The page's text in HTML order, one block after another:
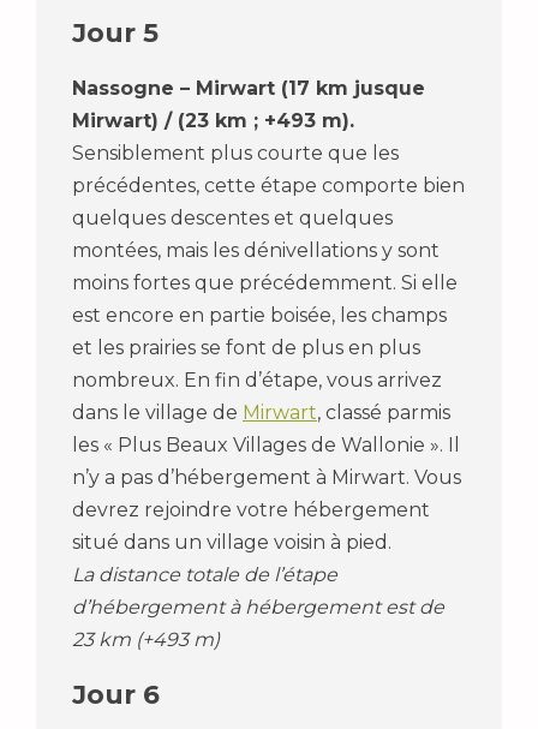
Jour 5
Nassogne – Mirwart (17 km jusque
Mirwart) / (23 km ; +493 m).
Sensiblement plus courte que les
précédentes, cette étape comporte bien
quelques descentes et quelques
montées, mais les dénivellations y sont
moins fortes que précédemment. Si elle
est encore en partie boisée, les champs
et les prairies se font de plus en plus
nombreux. En fin d’étape, vous arrivez
dans le village de Mirwart, classé parmis
les « Plus Beaux Villages de Wallonie ». Il
n’y a pas d’hébergement à Mirwart. Vous
devrez rejoindre votre hébergement
situé dans un village voisin à pied.
La distance totale de l’étape
d’hébergement à hébergement est de
23 km (+493 m)
Jour 6